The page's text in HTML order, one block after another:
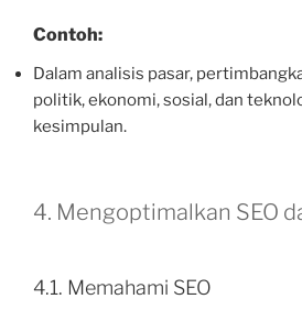
Contoh:
Dalam analisis pasar,
politik, ekonomi, sosial, dan
kesimpulan.
4. Mengoptimalkan SEO
4.1. Memahami SEO